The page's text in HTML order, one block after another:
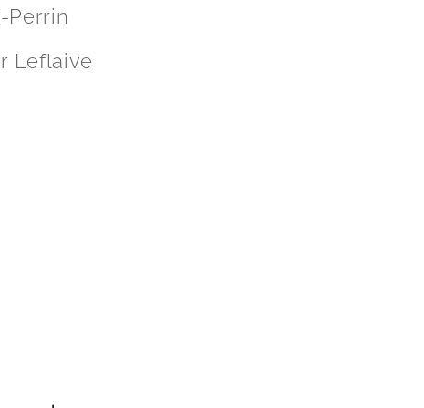
Perrin
Leflaive